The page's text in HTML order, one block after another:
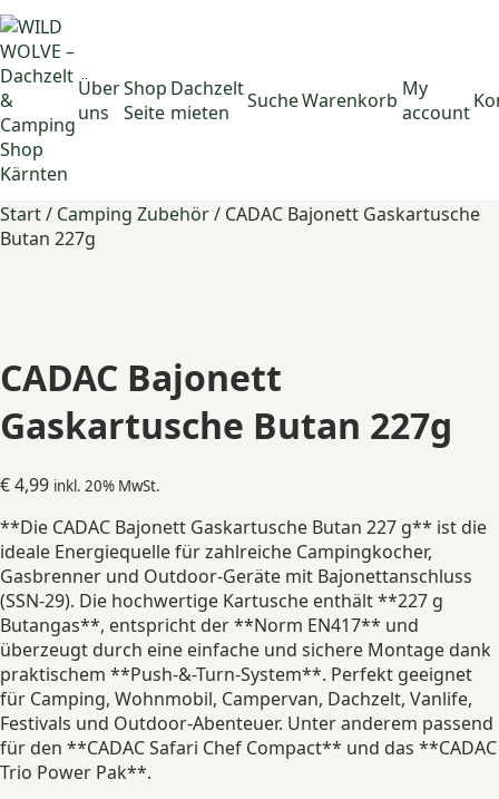
Über
uns
Shop
Seite
Dachzelt
mieten
SucheWarenkorb My
account
Start/ Camping Zubehör/ CADAC Bajonett Gaskartusche
Butan 227g
CADAC Bajonett
Gaskartusche Butan 227g
€4,99 inkl. 20% MwSt.
**Die CADAC Bajonett Gaskartusche Butan 227 g** ist die
ideale Energiequelle für zahlreiche Campingkocher,
Gasbrenner und Outdoor-Geräte mit Bajonettanschluss
(SSN-29). Die hochwertige Kartusche enthält **227 g
Butangas**, entspricht der **Norm EN417** und
überzeugt durch eine einfache und sichere Montage dank
praktischem **Push-&-Turn-System**. Perfekt geeignet
für Camping, Wohnmobil, Campervan, Dachzelt, Vanlife,
Festivals und Outdoor-Abenteuer. Unter anderem passend
für den **CADAC Safari Chef Compact** und das **CADAC
Trio Power Pak**.